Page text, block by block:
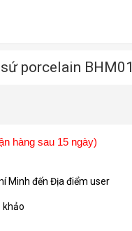
porcelain BHM01
hàng sau 15 ngày)
Minh đến Địa điểm user
khảo